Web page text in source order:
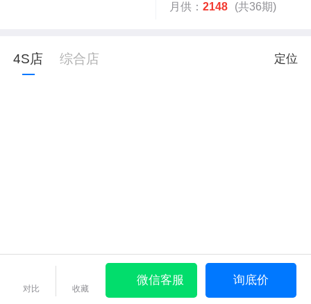
月供： 2148 (共36期)
4S店 综合店 定位
对比 收藏
微信客服 询底价